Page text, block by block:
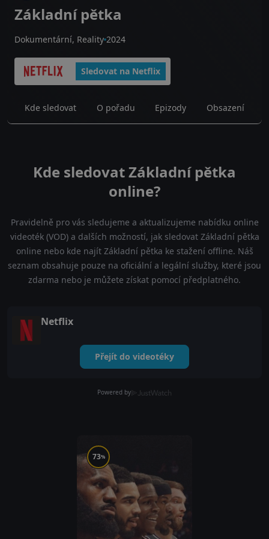
Základní pětka
Dokumentární, Reality 2024
Sledovat na Netflix
Kde sledovat O pořadu Epizody Obsazení
Kde sledovat Základní pětka
online?
Pravidelně pro vás sledujeme a aktualizujeme nabídku online
videoték (VOD) a dalších možností, jak sledovat Základní pětka
online nebo kde najít Základní pětka ke stažení offline. Náš
seznam obsahuje pouze na oficiální a legální služby, které jsou
zdarma nebo je můžete získat pomocí předplatného.
Netflix
Přejít do videotéky
Powered by
73%